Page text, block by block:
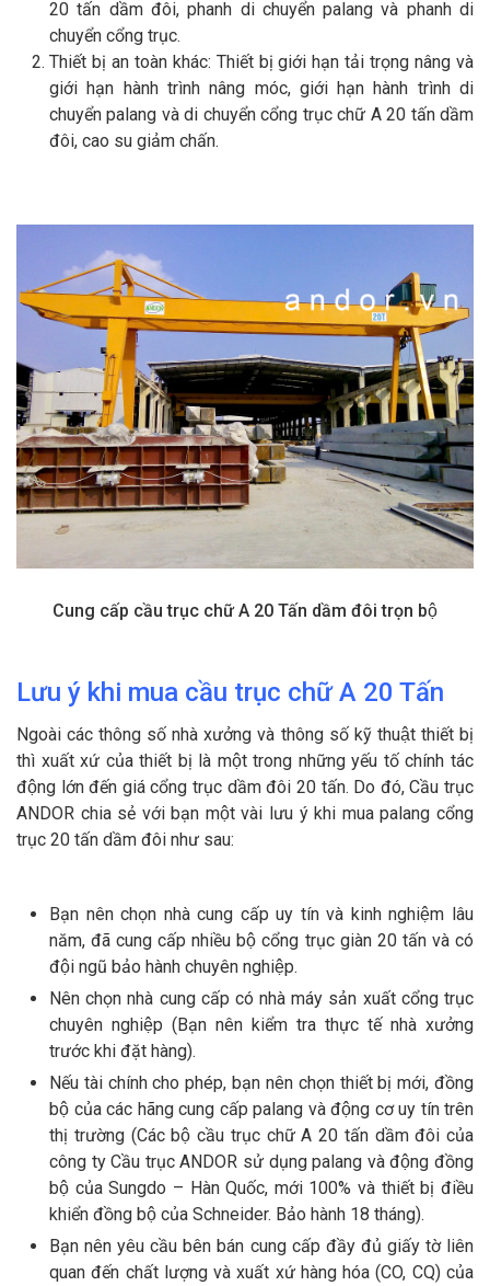
20 tấn dầm đôi, phanh di chuyển palang và phanh di
chuyển cổng trục.
Thiết bị an toàn khác: Thiết bị giới hạn tải trọng nâng và
giới hạn hành trình nâng móc, giới hạn hành trình di
chuyển palang và di chuyển cổng trục chữ A 20 tấn dầm
đôi, cao su giảm chấn.
Cung cấp cầu trục chữ A 20 Tấn dầm đôi trọn bộ
Lưu ý khi mua cầu trục chữ A 20 Tấn
Ngoài các thông số nhà xưởng và thông số kỹ thuật thiết bị
thì xuất xứ của thiết bị là một trong những yếu tố chính tác
động lớn đến giá cổng trục dầm đôi 20 tấn. Do đó, Cầu trục
ANDOR chia sẻ với bạn một vài lưu ý khi mua palang cổng
trục 20 tấn dầm đôi như sau:
Bạn nên chọn nhà cung cấp uy tín và kinh nghiệm lâu
năm, đã cung cấp nhiều bộ cổng trục giàn 20 tấn và có
đội ngũ bảo hành chuyên nghiệp.
Nên chọn nhà cung cấp có nhà máy sản xuất cổng trục
chuyên nghiệp (Bạn nên kiểm tra thực tế nhà xưởng
trước khi đặt hàng).
Nếu tài chính cho phép, bạn nên chọn thiết bị mới, đồng
bộ của các hãng cung cấp palang và động cơ uy tín trên
thị trường (Các bộ cầu trục chữ A 20 tấn dầm đôi của
công ty Cầu trục ANDOR sử dụng palang và động đồng
bộ của Sungdo – Hàn Quốc, mới 100% và thiết bị điều
khiển đồng bộ của Schneider. Bảo hành 18 tháng).
Bạn nên yêu cầu bên bán cung cấp đầy đủ giấy tờ liên
quan đến chất lượng và xuất xứ hàng hóa (CO, CQ) của